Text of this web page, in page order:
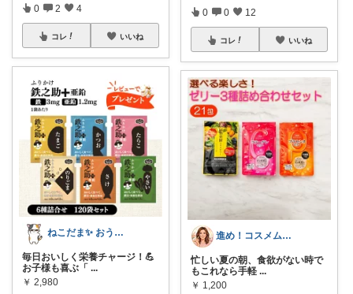
0 2 4
コレ いいね
ねこだま✨ おうち時間充実ROOM🐾
毎日おいしく栄養チャージ！💪
お子様も喜ぶ「 ...
￥ 2,980
0 0 12
コレ いいね
進め！コスメムスメ！アラフォー美容の鬼
忙しい夏の朝、食欲がない時で
もこれなら手軽 ...
￥ 1,200